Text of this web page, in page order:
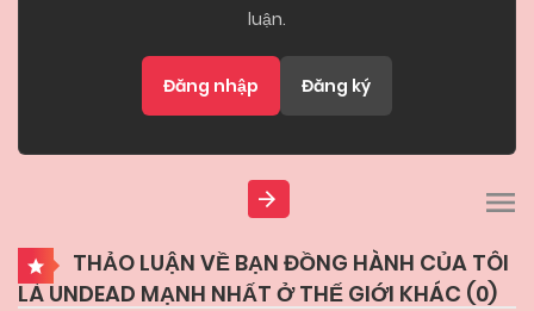
luận.
Đăng nhập Đăng ký
THẢO LUẬN VỀ BẠN ĐỒNG HÀNH CỦA TÔI
LÀ UNDEAD MẠNH NHẤT Ở THẾ GIỚI KHÁC (0)